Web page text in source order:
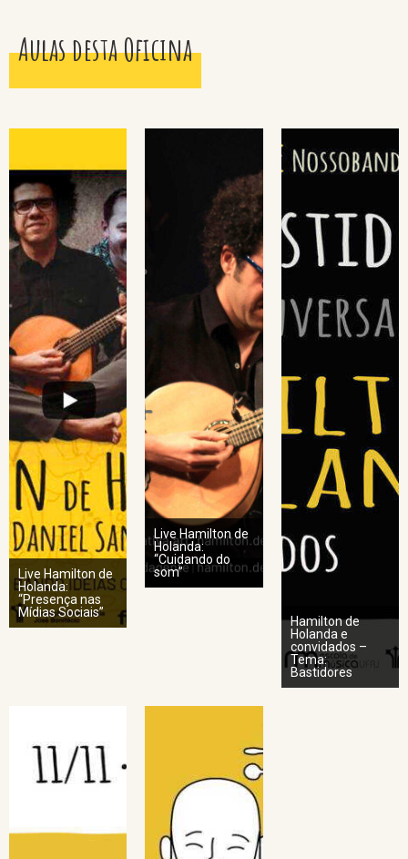
Aulas desta Oficina
Live Hamilton de
Holanda:
“Presença nas
Mídias Sociais”
Live Hamilton de
Holanda:
“Cuidando do
som”
Hamilton de
Holanda e
convidados –
Tema:
Bastidores